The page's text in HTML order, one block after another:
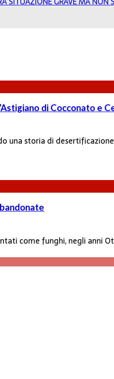
di Cocconato e
una storia di
come funghi, negli anni